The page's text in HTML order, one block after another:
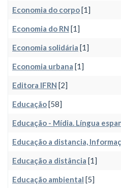
Economia do corpo[1]
Economia do RN [1]
Economia solidária [1]
Economia urbana [1]
Editora IFRN [2]
Educação[58]
Educação - Mídia. Língua
Educação a distancia,
Educação a distância [1]
Educação ambiental [5]